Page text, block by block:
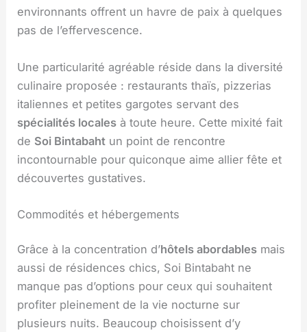
environnants offrent un havre de paix à quelques
pas de l’effervescence.
Une particularité agréable réside dans la diversité
culinaire proposée : restaurants thaïs, pizzerias
italiennes et petites gargotes servant des
spécialités locales à toute heure. Cette mixité fait
de Soi Bintabaht un point de rencontre
incontournable pour quiconque aime allier fête et
découvertes gustatives.
Commodités et hébergements
Grâce à la concentration d’hôtels abordables mais
aussi de résidences chics, Soi Bintabaht ne
manque pas d’options pour ceux qui souhaitent
profiter pleinement de la vie nocturne sur
plusieurs nuits. Beaucoup choisissent d’y